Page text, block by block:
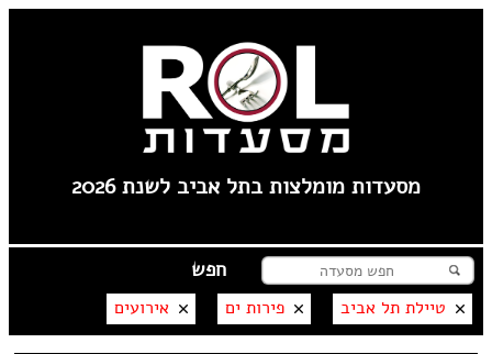
מסעדות מומלצות בתל אביב לשנת 2026
טיילת תל אביב פירות ים אירועים